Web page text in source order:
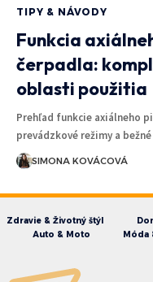
TIPY & NÁVODY
Funkcia
čerpadla:
oblasti použitia
Prehľad funkcie axiálneho
prevádzkové režimy a
SIMONA KOVÁCOVÁ
Zdravie & Životný štýl
Auto & Moto
Móda